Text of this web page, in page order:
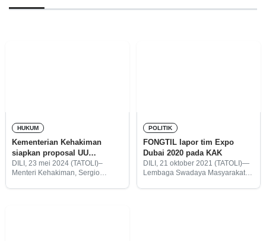
HUKUM
Kementerian Kehakiman
siapkan proposal UU
Cybercrime di Timor-Leste
DILI, 23 mei 2024 (TATOLI)–
Menteri Kehakiman, Sergio
POLITIK
FONGTIL lapor tim Expo
Dubai 2020 pada KAK
DILI, 21 oktober 2021 (TATOLI)—
Lembaga Swadaya Masyarakat